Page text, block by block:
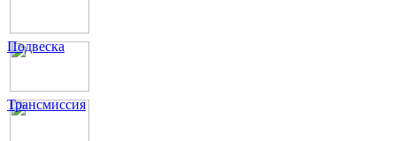
Подвеска
Трансмиссия